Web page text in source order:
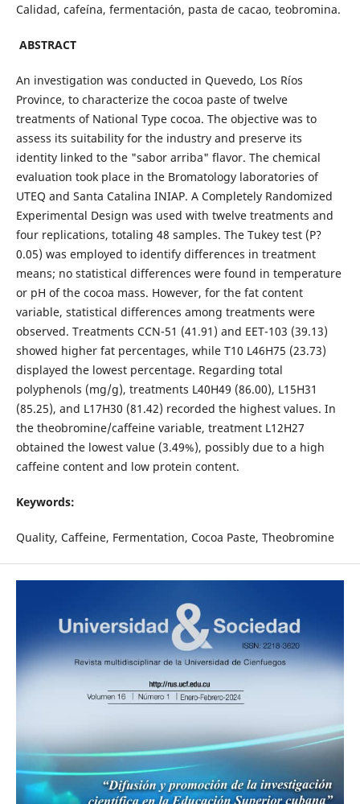
Calidad, cafeína, fermentación, pasta de cacao, teobromina.
ABSTRACT
An investigation was conducted in Quevedo, Los Ríos
Province, to characterize the cocoa paste of twelve
treatments of National Type cocoa. The objective was to
assess its suitability for the industry and preserve its
identity linked to the "sabor arriba" flavor. The chemical
evaluation took place in the Bromatology laboratories of
UTEQ and Santa Catalina INIAP. A Completely Randomized
Experimental Design was used with twelve treatments and
four replications, totaling 48 samples. The Tukey test (P?
0.05) was employed to identify differences in treatment
means; no statistical differences were found in temperature
or pH of the cocoa mass. However, for the fat content
variable, statistical differences among treatments were
observed. Treatments CCN-51 (41.91) and EET-103 (39.13)
showed higher fat percentages, while T10 L46H75 (23.73)
displayed the lowest percentage. Regarding total
polyphenols (mg/g), treatments L40H49 (86.00), L15H31
(85.25), and L17H30 (81.42) recorded the highest values. In
the theobromine/caffeine variable, treatment L12H27
obtained the lowest value (3.49%), possibly due to a high
caffeine content and low protein content.
Keywords:
Quality, Caffeine, Fermentation, Cocoa Paste, Theobromine